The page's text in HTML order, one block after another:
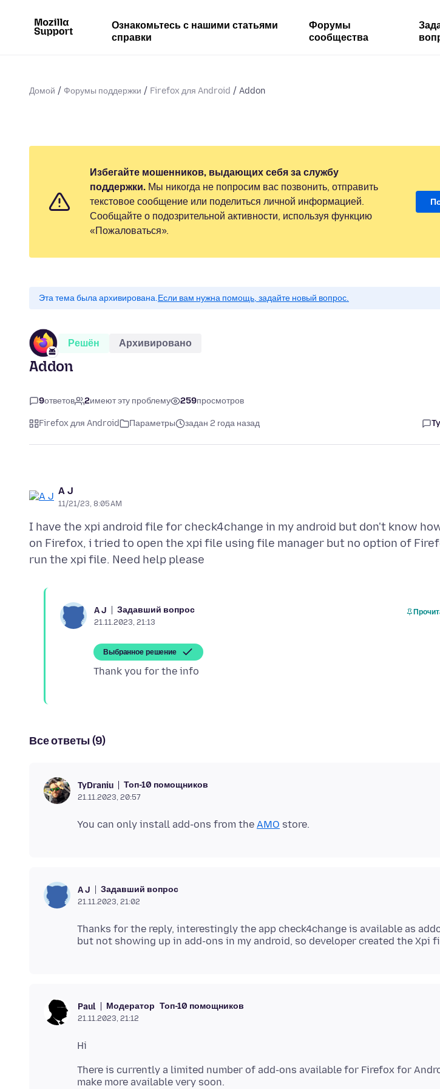
Ознакомьтесь с нашими статьями
справки
Форумы
сообщества
Домой Форумы поддержки Firefox для Android Addon
Избегайте мошенников, выдающих себя за службу
поддержки. Мы никогда не попросим вас позвонить, отправить
текстовое сообщение или поделиться личной информацией.
Сообщайте о подозрительной активности, используя функцию
«Пожаловаться».
Эта тема была архивирована.Если вам нужна помощь, задайте новый вопрос.
Решён Архивировано
Addon
9ответов 2имеют эту проблему 259просмотров
Firefox для Android Параметры задан 2 года назад
A J
11/21/23, 8:05 AM
I have the xpi android file for check4change in my android but don't know
on Firefox, i tried to open the xpi file using file manager but no option of
A J Задавший вопрос
21.11.2023, 21:13
Выбранное решение
Все ответы (9)
TyDraniu Топ-10 помощников
21.11.2023, 20:57
You can only install add-ons from the AMO
A J Задавший вопрос
21.11.2023, 21:02
Thanks for the reply, interestingly the app check4change is available as
Paul Модератор Топ-10 помощников
21.11.2023, 21:12
There is currently a limited number of add-ons available for Firefox for